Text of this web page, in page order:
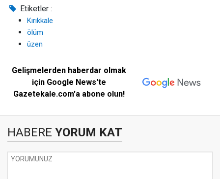
Etiketler :
Kırıkkale
ölüm
üzen
Gelişmelerden haberdar olmak
için Google News'te
Gazetekale.com'a abone olun!
HABERE YORUM KAT